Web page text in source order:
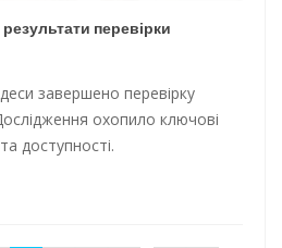
перевірки
завершено перевірку
охопило ключові
доступності.